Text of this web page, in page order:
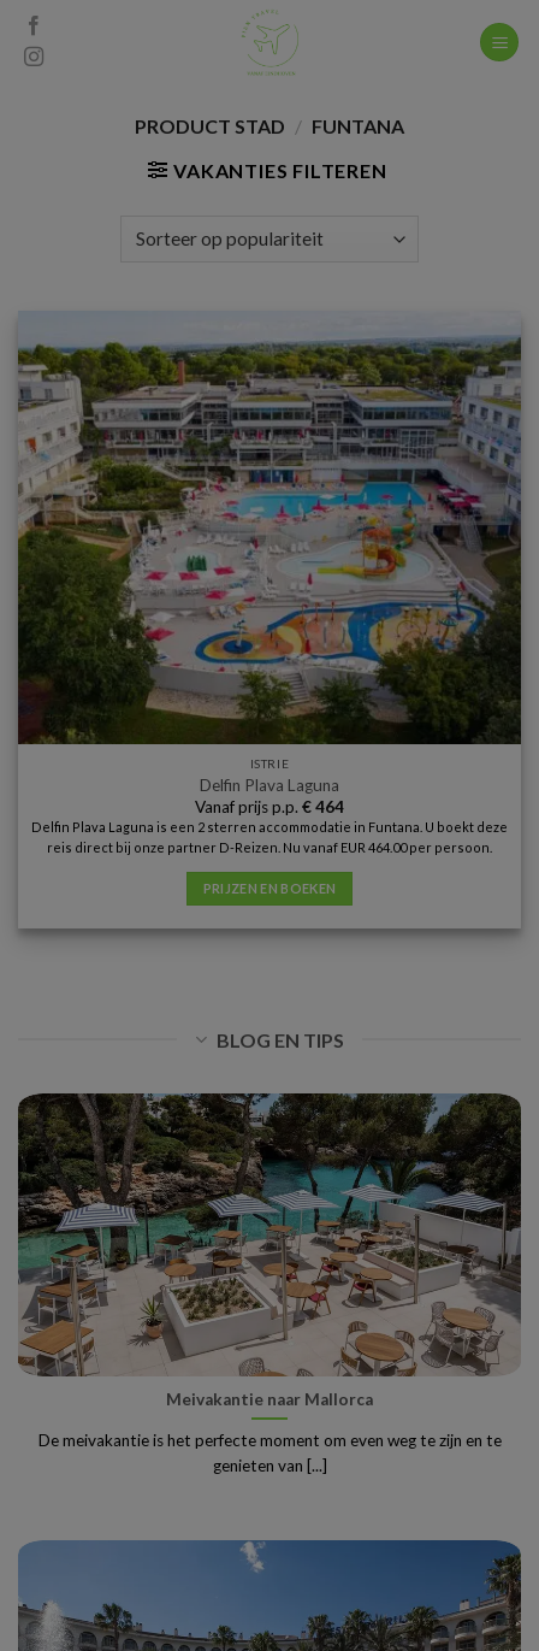
Skip
content
PRODUCT STAD / FUNTANA
VAKANTIES FILTEREN
ISTRIE
Delfin Plava Laguna
Vanaf prijs p.p. €464
Delfin Plava Laguna is een 2 sterren accommodatie in Funtana. U boekt deze
reis direct bij onze partner D-Reizen. Nu vanaf EUR 464.00 per persoon.
PRIJZEN EN BOEKEN
BLOG EN TIPS
Meivakantie naar Mallorca
De meivakantie is het perfecte moment om even weg te zijn en te
genieten van [...]